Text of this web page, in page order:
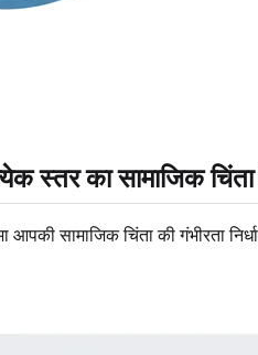
स्तर का सामाजिक
सामाजिक चिंता की गंभीरता